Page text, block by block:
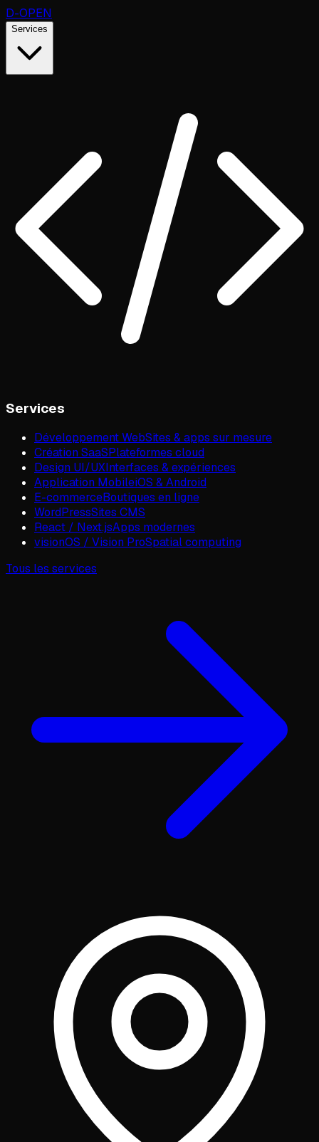
D-OPEN
Services
Services
Développement WebSites & apps sur mesure
Création SaaSPlateformes cloud
Design UI/UXInterfaces & expériences
Application MobileiOS & Android
E-commerceBoutiques en ligne
WordPressSites CMS
React / Next.jsApps modernes
visionOS / Vision ProSpatial computing
Tous les services